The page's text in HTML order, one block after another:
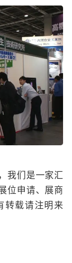
我们是一家汇
位申请、展商
转载请注明来